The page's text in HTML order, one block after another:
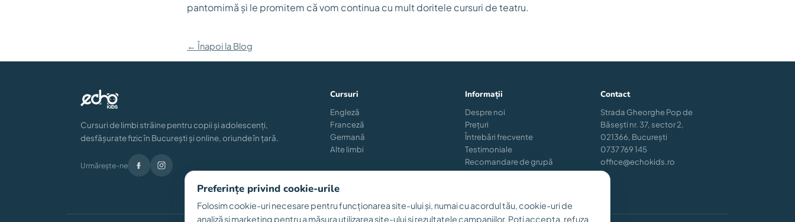
pantomimă și le promitem că vom continua cu mult doritele cursuri de teatru.
← Înapoi la Blog
Cursuri de limbi străine pentru copii și adolescenți,
desfășurate fizic în București și online, oriunde în țară.
Urmărește-ne
Cursuri
Engleză
Franceză
Germană
Alte limbi
Informații
Despre noi
Prețuri
Întrebări frecvente
Testimoniale
Recomandare de grupă
Reînscriere
Contact
Strada Gheorghe Pop de
Băsești nr. 37, sector 2,
021366, București
0737 769 145
office@echokids.ro
Preferințe privind cookie-urile
Folosim cookie-uri necesare pentru funcționarea site-ului și, numai cu acordul tău, cookie-uri de
analiză și marketing pentru a măsura utilizarea site-ului și rezultatele campaniilor. Poți accepta, refuza